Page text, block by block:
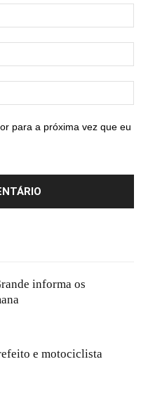
para a próxima vez que eu
informa os
e motociclista